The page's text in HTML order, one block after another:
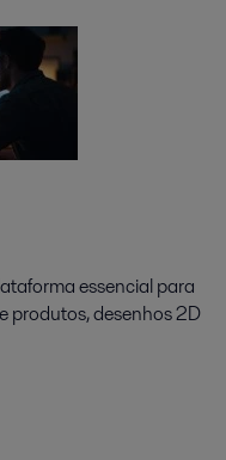
essencial para
produtos, desenhos 2D